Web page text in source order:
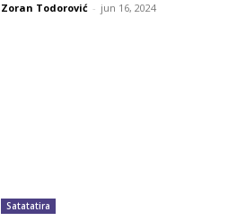
Zoran Todorović - jun 16, 2024
Satatatira